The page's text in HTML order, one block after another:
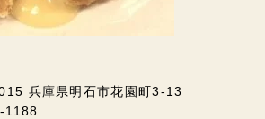
兵庫県明石市花園町3-13